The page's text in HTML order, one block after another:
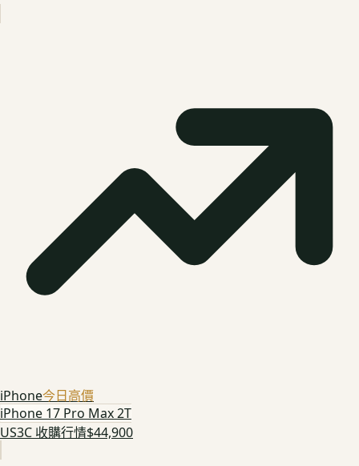
iPhone今日高價
iPhone 17 Pro Max 2T
US3C 收購行情$44,900